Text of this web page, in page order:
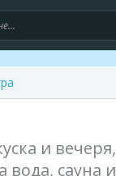
и вечеря,
сауна и